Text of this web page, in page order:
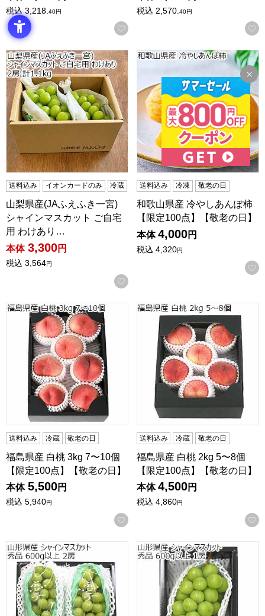
税込 3,218.40円
お気に入りに登録する
税込 2,570. 40円
山梨県産(JAふえふき一宮) シャインマスカット ご自宅用
送料込み イオンカードのみ 冷蔵
山梨県産(JAふえふき一宮)
シャインマスカット ご自宅
用 わけあり…
本体 3,300円
税込 3,564円
お気に入りに登録する
和歌山県産 冷やしあんぽ柿
送料込み 冷凍 敬老の日
和歌山県産 冷やしあんぽ柿
【限定100点】【敬老の日】
本体 4,000円
税込 4,320円
福島県産 白桃 3kg 7〜10個 【限定100点】【敬老の日】
送料込み 冷蔵 敬老の日
福島県産 白桃 3kg 7〜10個
【限定100点】【敬老の日】
本体 5,500円
税込 5,940円
お気に入りに登録する
福島県産 白桃 2kg 5〜8個 【
送料込み 冷蔵 敬老の日
福島県産 白桃 2kg 5〜8個
【限定100点】【敬老の日】
本体 4,500円
税込 4,860円
山形県産 シャインマスカット 秀品 600g以上 2房 【限定100
山形県産 シャインマスカッ